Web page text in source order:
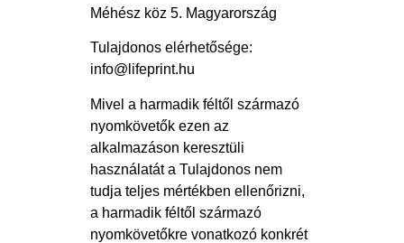
Méhész köz 5. Magyarország
Tulajdonos elérhetősége:
info@lifeprint.hu
Mivel a harmadik féltől származó
nyomkövetők ezen az
alkalmazáson keresztüli
használatát a Tulajdonos nem
tudja teljes mértékben ellenőrizni,
a harmadik féltől származó
nyomkövetőkre vonatkozó konkrét